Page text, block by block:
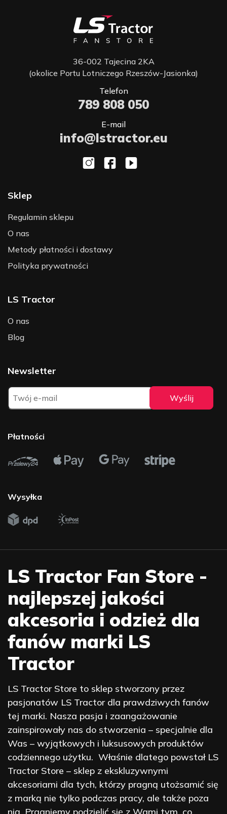
36-002 Tajecina 2KA
(okolice Portu Lotniczego Rzeszów-Jasionka)
Telefon
789 808 050
E-mail
info@lstractor.eu
Sklep
Regulamin sklepu
O nas
Metody płatności i dostawy
Polityka prywatności
LS Tractor
O nas
Blog
Newsletter
Płatności
Wysyłka
LS Tractor Fan Store -
najlepszej jakości
akcesoria i odzież dla
fanów marki LS
Tractor
LS Tractor Store to sklep stworzony przez
pasjonatów LS Tractor dla prawdziwych fanów
tej marki. Nasza pasja i zaangażowanie
zainspirowały nas do stworzenia – specjalnie dla
Was – wyjątkowych i luksusowych produktów
codziennego użytku. Właśnie dlatego powstał LS
Tractor Store – sklep z ekskluzywnymi
akcesoriami dla tych, którzy pragną utożsamić się
z marką nie tylko podczas pracy, ale także poza